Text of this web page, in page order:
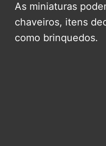
As miniaturas
chaveiros, itens
como brinquedos.